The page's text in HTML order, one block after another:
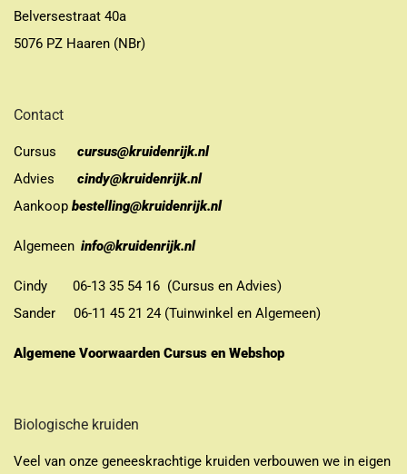
Belversestraat 40a
5076 PZ Haaren (NBr)
Contact
Cursus
cursus@kruidenrijk.nl
Advies
cindy@kruidenrijk.nl
Aankoop bestelling@kruidenrijk.nl
Algemeen info@kruidenrijk.nl
Cindy 06-13 35 54 16 (Cursus en Advies)
Sander 06-11 45 21 24 (Tuinwinkel en Algemeen)
Algemene Voorwaarden Cursus en Webshop
Biologische kruiden
Veel van onze geneeskrachtige kruiden verbouwen we in eigen